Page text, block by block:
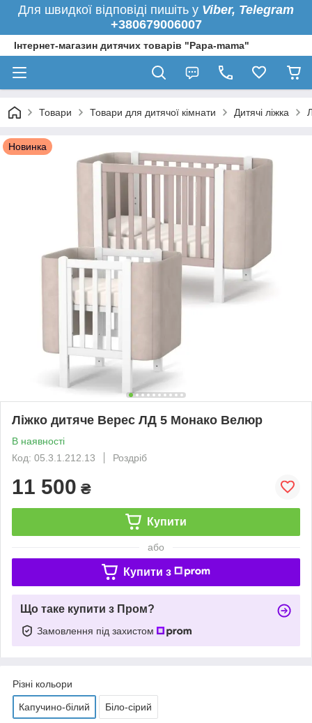
Для швидкої відповіді пишіть у Viber, Telegram
+380679006007
Інтернет-магазин дитячих товарів "Papa-mama"
Товари Товари для дитячої кімнати Дитячі ліжка
Новинка
Ліжко дитяче Верес ЛД 5 Монако Велюр
В наявності
Код: 05.3.1.212.13
Роздріб
11 500 ₴
Купити
або
Купити з
Що таке купити з Пром?
Замовлення під захистом
Різні кольори
Капучино-білий Біло-сірий